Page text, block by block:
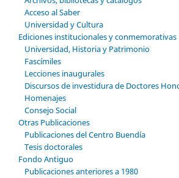
Acceso al Saber
Universidad y Cultura
Ediciones institucionales y conmemorativas
Universidad, Historia y Patrimonio
Fascímiles
Lecciones inaugurales
Discursos de investidura de Doctores
Homenajes
Consejo Social
Otras Publicaciones
Publicaciones del Centro Buendía
Tesis doctorales
Fondo Antiguo
Publicaciones anteriores a 1980